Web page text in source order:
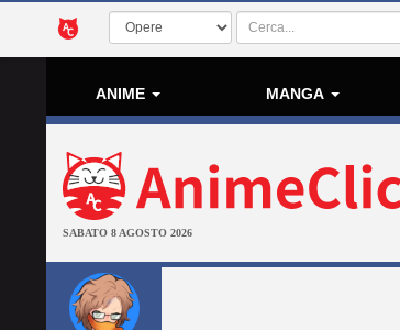
ANIME MANGA
SABATO 8 AGOSTO 2026